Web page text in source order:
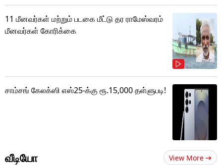
11 மீனவர்கள் மற்றும் படகை மீட்டு தர ராமேஸ்வரம்
மீனவர்கள் கோரிக்கை
சாம்சங் கேலக்ஸி எஸ்25-க்கு ரூ.15,000 தள்ளுபடி!
வீடியோ View More